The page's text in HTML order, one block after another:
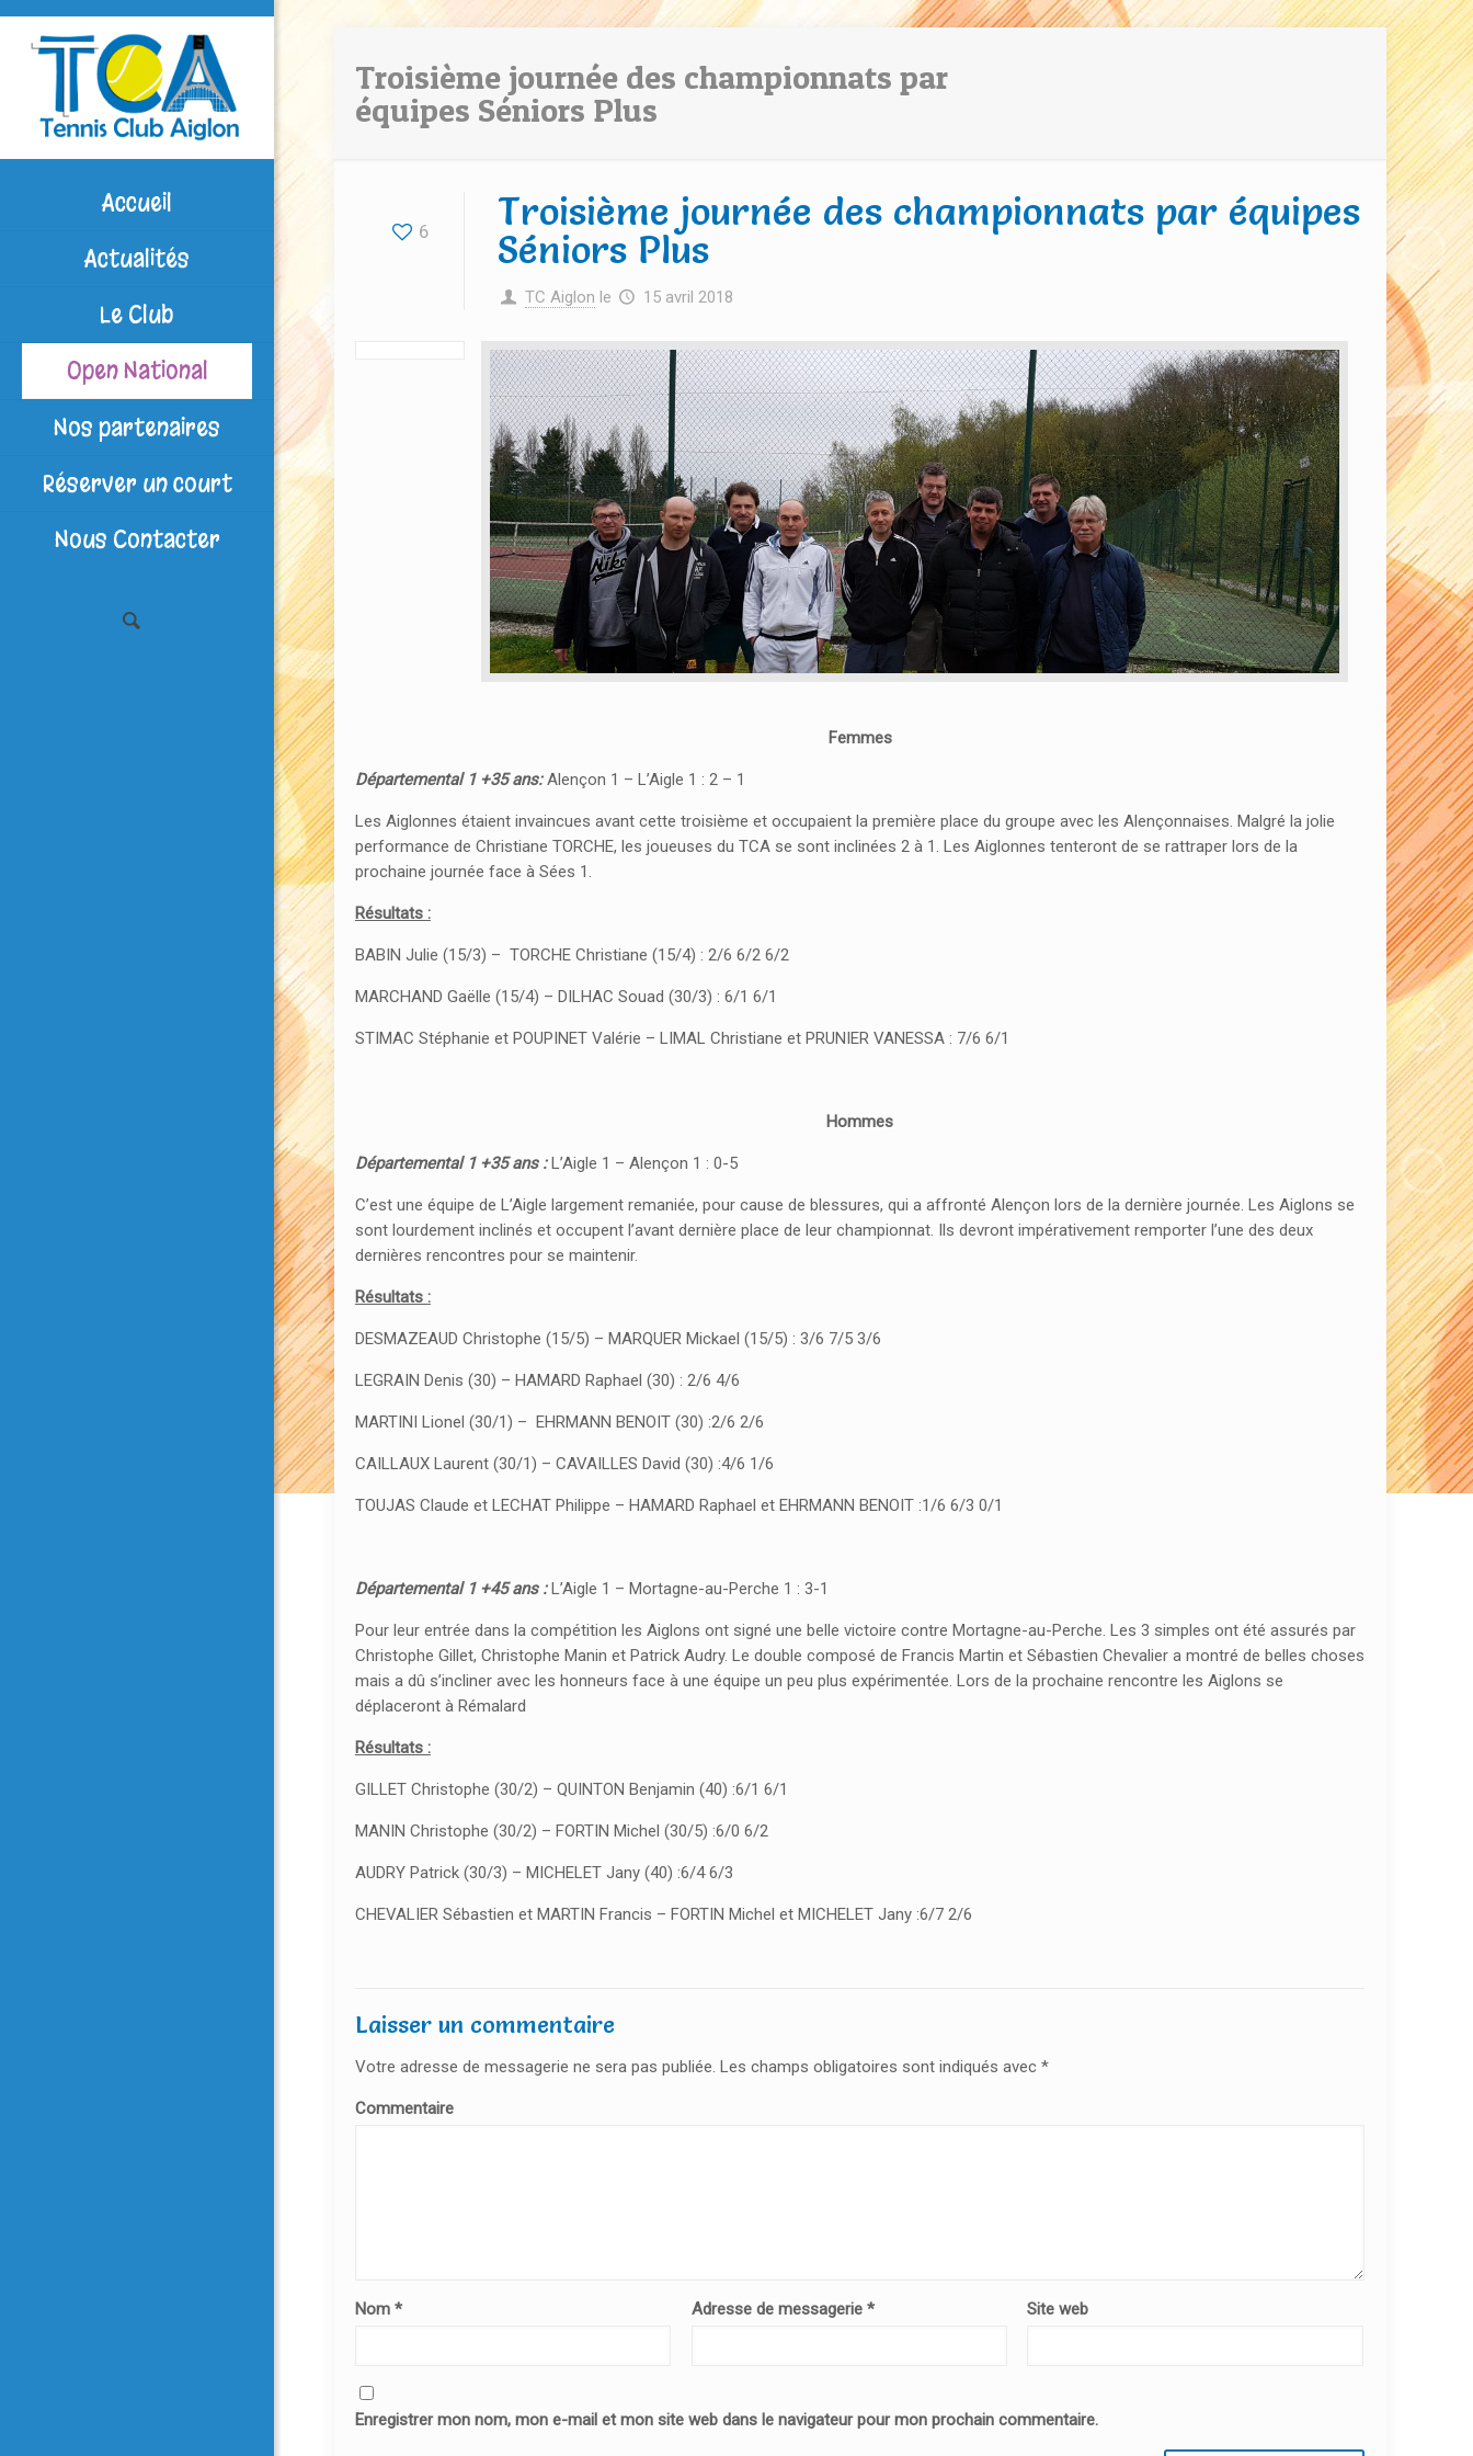
Accueil
Actualités
Le Club
Open National
Nos partenaires
Réserver un court
Nous Contacter
Troisième journée des championnats par
équipes Séniors Plus
6
Troisième journée des championnats par équipes
Séniors Plus
TC Aiglon le 15 avril 2018
Femmes
Départemental 1 +35 ans:Alençon 1 – L’Aigle 1 : 2 – 1
Les Aiglonnes étaient invaincues avant cette troisième et occupaient la première place du groupe avec les Alençonnaises. Malgré la jolie
performance de Christiane TORCHE, les joueuses du TCA se sont inclinées 2 à 1. Les Aiglonnes tenteront de se rattraper lors de la
prochaine journée face à Sées 1.
Résultats :
BABIN Julie (15/3) – TORCHE Christiane (15/4) : 2/6 6/2 6/2
MARCHAND Gaëlle (15/4) – DILHAC Souad (30/3) : 6/1 6/1
STIMAC Stéphanie et POUPINET Valérie – LIMAL Christiane et PRUNIER VANESSA : 7/6 6/1
Hommes
Départemental 1 +35 ans :L’Aigle 1 – Alençon 1 : 0-5
C’est une équipe de L’Aigle largement remaniée, pour cause de blessures, qui a affronté Alençon lors de la dernière journée. Les Aiglons se
sont lourdement inclinés et occupent l’avant dernière place de leur championnat. Ils devront impérativement remporter l’une des deux
dernières rencontres pour se maintenir.
Résultats :
DESMAZEAUD Christophe (15/5) – MARQUER Mickael (15/5) : 3/6 7/5 3/6
LEGRAIN Denis (30) – HAMARD Raphael (30) : 2/6 4/6
MARTINI Lionel (30/1) – EHRMANN BENOIT (30) :2/6 2/6
CAILLAUX Laurent (30/1) – CAVAILLES David (30) :4/6 1/6
TOUJAS Claude et LECHAT Philippe – HAMARD Raphael et EHRMANN BENOIT :1/6 6/3 0/1
Départemental 1 +45 ans :L’Aigle 1 – Mortagne-au-Perche 1 : 3-1
Pour leur entrée dans la compétition les Aiglons ont signé une belle victoire contre Mortagne-au-Perche. Les 3 simples ont été assurés par
Christophe Gillet, Christophe Manin et Patrick Audry. Le double composé de Francis Martin et Sébastien Chevalier a montré de belles choses
mais a dû s’incliner avec les honneurs face à une équipe un peu plus expérimentée. Lors de la prochaine rencontre les Aiglons se
déplaceront à Rémalard
Résultats :
GILLET Christophe (30/2) – QUINTON Benjamin (40) :6/1 6/1
MANIN Christophe (30/2) – FORTIN Michel (30/5) :6/0 6/2
AUDRY Patrick (30/3) – MICHELET Jany (40) :6/4 6/3
CHEVALIER Sébastien et MARTIN Francis – FORTIN Michel et MICHELET Jany :6/7 2/6
Laisser un commentaire
Votre adresse de messagerie ne sera pas publiée. Les champs obligatoires sont indiqués avec *
Commentaire
Nom * Adresse de messagerie * Site web
Enregistrer mon nom, mon e-mail et mon site web dans le navigateur pour mon prochain commentaire.